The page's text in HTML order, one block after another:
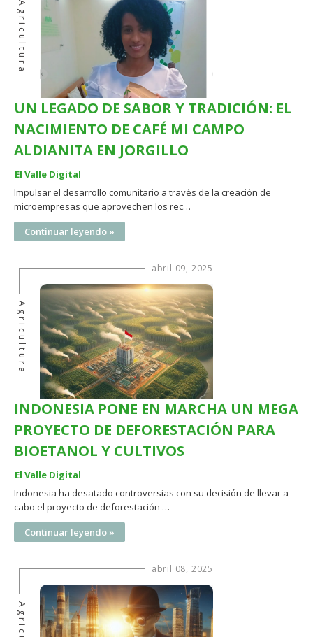
Agricultura
UN LEGADO DE SABOR Y TRADICIÓN: EL
NACIMIENTO DE CAFÉ MI CAMPO
ALDIANITA EN JORGILLO
El Valle Digital
Impulsar el desarrollo comunitario a través de la creación de
microempresas que aprovechen los rec…
Continuar leyendo »
abril 09, 2025
Agricultura
INDONESIA PONE EN MARCHA UN MEGA
PROYECTO DE DEFORESTACIÓN PARA
BIOETANOL Y CULTIVOS
El Valle Digital
Indonesia ha desatado controversias con su decisión de llevar a
cabo el proyecto de deforestación …
Continuar leyendo »
abril 08, 2025